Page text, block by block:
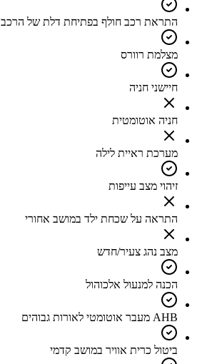
התראת רכב חולף בפתיחת דלת של הרכב
מצלמת רוורס
חיישני חניה
חניה אוטומטית
מערכת ראיית לילה
זיהוי מצב עייפות
התראה על שכחת ילד במושב אחורי
מצב נהג צעיר/חדש
הכנה למנעול אלכוהול
AHB מעבר אוטומטי לאורות גבוהים
ביטול כרית אוויר במושב קדמי